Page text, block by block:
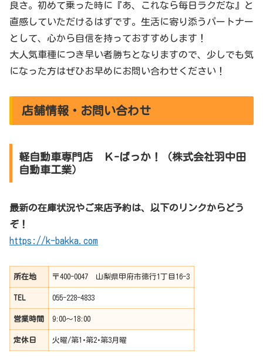
良さ。初めて乗った時に『あ、これなら毎日ラクだな』と
直感していただけるはずです。生活に寄り添うパートナー
として、心から自信を持っておすすめします！
大人気車種につき早い者勝ちとなりますので、少しでも気
になった方はぜひお早めにお問い合わせください！
店舗情報・お問い合わせ
軽自動車専門店 Ｋ-ばっか！（株式会社羽中田
自動車工業）
最新の在庫状況やご来店予約は、以下のリンクからどう
ぞ！
https://k-bakka.com
所在地 〒400-0047 山梨県甲府市徳行1丁目16-3
TEL 055-228-4833
営業時間 9:00～18:00
定休日 火曜/第1･第2･第3月曜